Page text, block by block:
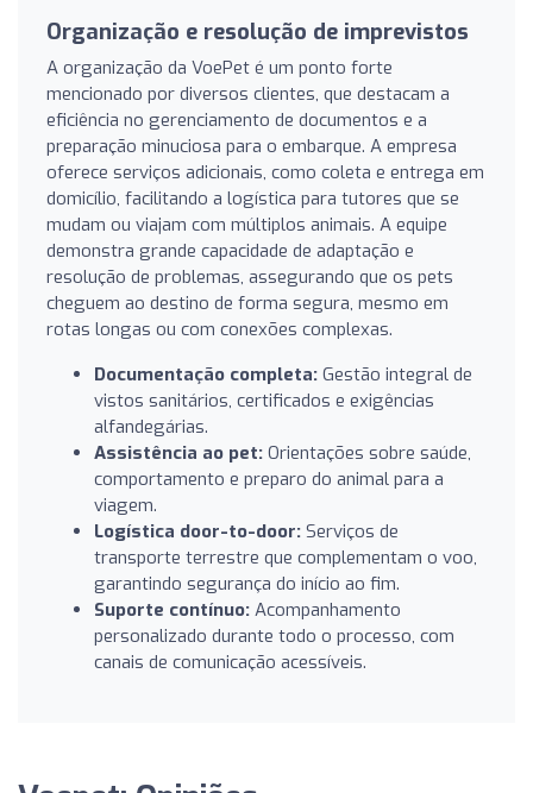
Organização e resolução de imprevistos
A organização da VoePet é um ponto forte
mencionado por diversos clientes, que destacam a
eficiência no gerenciamento de documentos e a
preparação minuciosa para o embarque. A empresa
oferece serviços adicionais, como coleta e entrega em
domicílio, facilitando a logística para tutores que se
mudam ou viajam com múltiplos animais. A equipe
demonstra grande capacidade de adaptação e
resolução de problemas, assegurando que os pets
cheguem ao destino de forma segura, mesmo em
rotas longas ou com conexões complexas.
Documentação completa: Gestão integral de
vistos sanitários, certificados e exigências
alfandegárias.
Assistência ao pet: Orientações sobre saúde,
comportamento e preparo do animal para a
viagem.
Logística door-to-door: Serviços de
transporte terrestre que complementam o voo,
garantindo segurança do início ao fim.
Suporte contínuo: Acompanhamento
personalizado durante todo o processo, com
canais de comunicação acessíveis.